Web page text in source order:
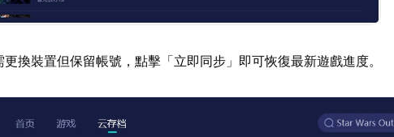
換裝置但保留帳號，點擊「立即同步」即可恢復最新遊戲進度。